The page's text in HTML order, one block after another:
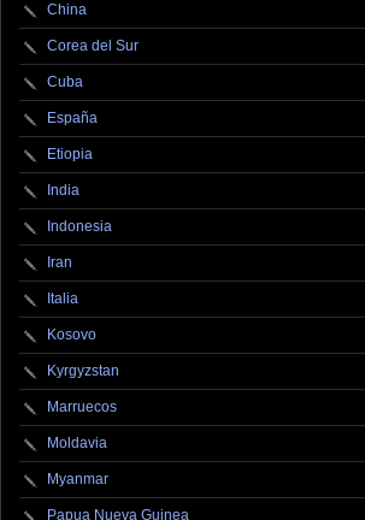
China
Corea del Sur
Cuba
España
Etiopia
India
Indonesia
Iran
Italia
Kosovo
Kyrgyzstan
Marruecos
Moldavia
Myanmar
Papua Nueva Guinea